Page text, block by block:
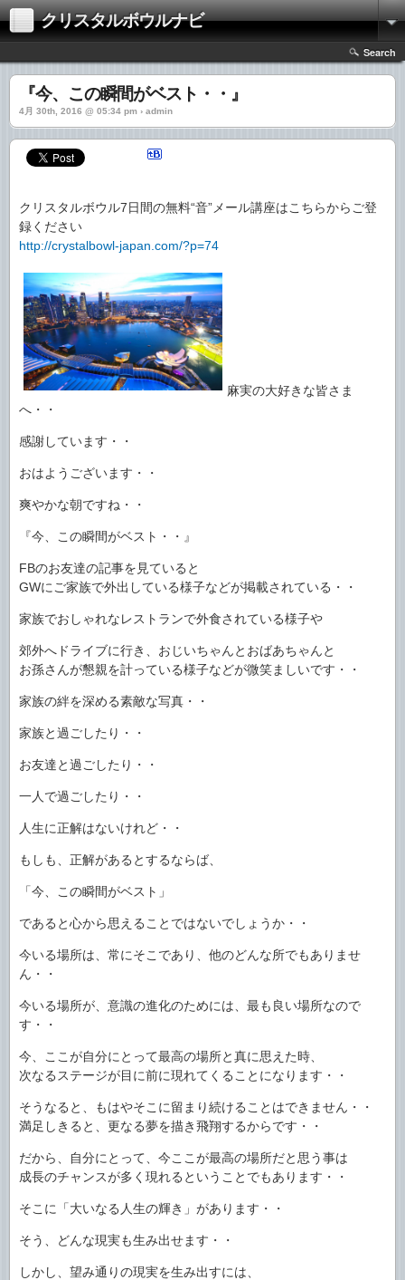
クリスタルボウルナビ
Search
『今、この瞬間がベスト・・』
4月 30th, 2016 @ 05:34 pm › admin
クリスタルボウル7日間の無料“音”メール講座はこちらからご登
録ください
http://crystalbowl-japan.com/?p=74
麻実の大好きな皆さま
へ・・
感謝しています・・
おはようございます・・
爽やかな朝ですね・・
『今、この瞬間がベスト・・』
FBのお友達の記事を見ていると
GWにご家族で外出している様子などが掲載されている・・
家族でおしゃれなレストランで外食されている様子や
郊外へドライブに行き、おじいちゃんとおばあちゃんと
お孫さんが懇親を計っている様子などが微笑ましいです・・
家族の絆を深める素敵な写真・・
家族と過ごしたり・・
お友達と過ごしたり・・
一人で過ごしたり・・
人生に正解はないけれど・・
もしも、正解があるとするならば、
「今、この瞬間がベスト」
であると心から思えることではないでしょうか・・
今いる場所は、常にそこであり、他のどんな所でもありませ
ん・・
今いる場所が、意識の進化のためには、最も良い場所なので
す・・
今、ここが自分にとって最高の場所と真に思えた時、
次なるステージが目に前に現れてくることになります・・
そうなると、もはやそこに留まり続けることはできません・・
満足しきると、更なる夢を描き飛翔するからです・・
だから、自分にとって、今ここが最高の場所だと思う事は
成長のチャンスが多く現れるということでもあります・・
そこに「大いなる人生の輝き」があります・・
そう、どんな現実も生み出せます・・
しかし、望み通りの現実を生み出すには、